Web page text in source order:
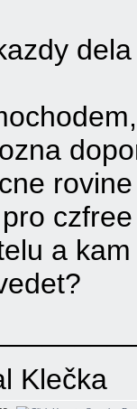
a
Klečka